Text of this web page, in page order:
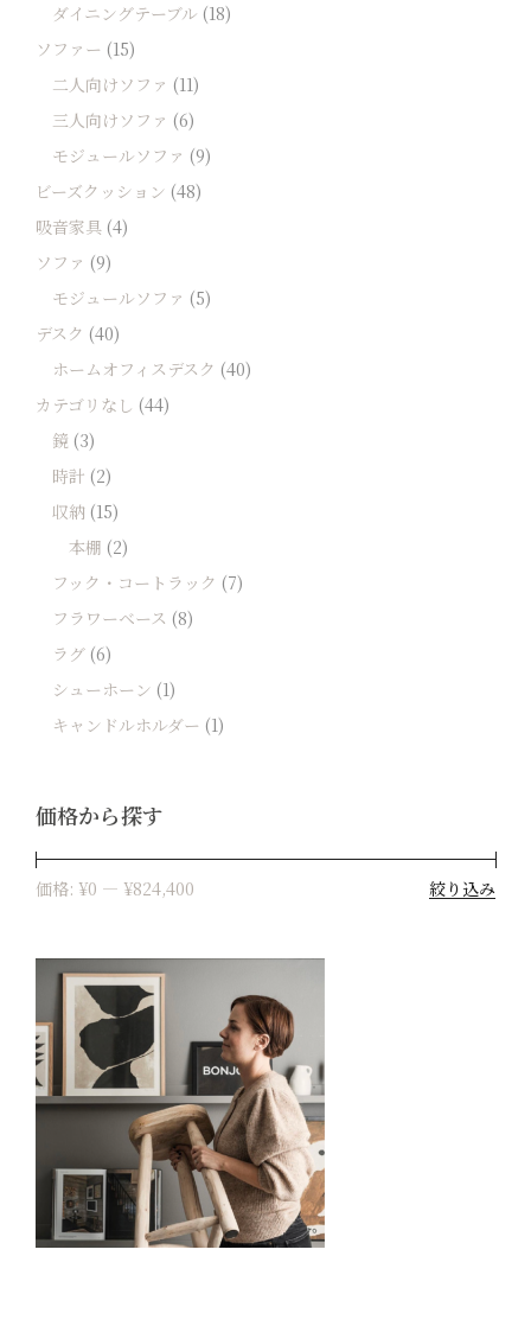
ダイニングテーブル (18)
ソファー (15)
二人向けソファ (11)
三人向けソファ (6)
モジュールソファ (9)
ビーズクッション (48)
吸音家具 (4)
ソファ (9)
モジュールソファ (5)
デスク (40)
ホームオフィスデスク (40)
カテゴリなし (44)
鏡 (3)
時計 (2)
収納 (15)
本棚 (2)
フック・コートラック (7)
フラワーベース (8)
ラグ (6)
シューホーン (1)
キャンドルホルダー (1)
価格から探す
絞り込み
価格: ¥0 — ¥824,400